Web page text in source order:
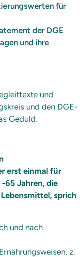
für
der DGE
und ihre
und
und den DGE-
Geduld.
erst einmal für
65 Jahren, die
sprich
und nach
z.